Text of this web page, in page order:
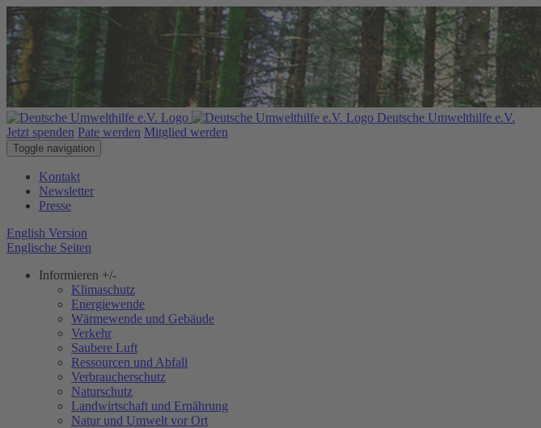
Deutsche Umwelthilfe e.V.
Jetzt spenden Pate werden Mitglied werden
Toggle navigation
Kontakt
Newsletter
Presse
English Version
Englische Seiten
Informieren +/-
Klimaschutz
Energiewende
Wärmewende und Gebäude
Verkehr
Saubere Luft
Ressourcen und Abfall
Verbraucherschutz
Naturschutz
Landwirtschaft und Ernährung
Natur und Umwelt vor Ort